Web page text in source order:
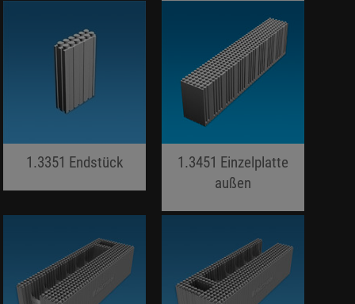
1.3351 Endstück
1.3451 Einzelplatte
außen